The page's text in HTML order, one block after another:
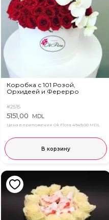
Коробка с 101 Розой,
Орхидеей и Ферерро
#2515
5151,00 MDL
Цена в приложении Ok Flora 4949,00 MDL
В корзину